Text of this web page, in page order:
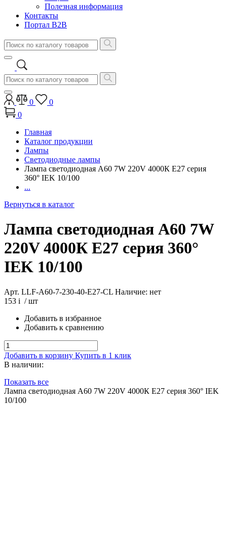
Полезная информация
Контакты
Портал B2B
0
0
0
Главная
Каталог продукции
Лампы
Светодиодные лампы
Лампа светодиодная A60 7W 220V 4000К E27 серия
360° IEK 10/100
...
Вернуться в каталог
Лампа светодиодная A60 7W
220V 4000К E27 серия 360°
IEK 10/100
Арт. LLF-A60-7-230-40-E27-CL Наличие: нет
153 i / шт
Добавить в избранное
Добавить к сравнению
Добавить в корзину Купить в 1 клик
В наличии:
Показать все
Лампа светодиодная A60 7W 220V 4000К E27 серия 360° IEK
10/100